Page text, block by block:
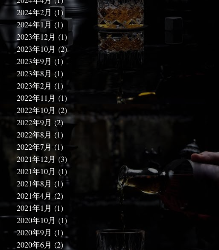
2024年2月 (1)
2024年1月 (1)
2023年12月 (1)
2023年10月 (2)
2023年9月 (1)
2023年8月 (1)
2023年2月 (1)
2022年11月 (1)
2022年10月 (2)
2022年9月 (2)
2022年8月 (1)
2022年7月 (1)
2021年12月(3)
2021年10月 (1)
2021年8月 (1)
2021年4月 (2)
2021年1月 (1)
2020年10月 (1)
2020年9月 (1)
2020年6月 (2)